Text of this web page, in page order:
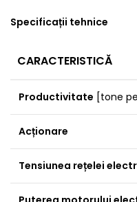
Specificații tehnice
CARACTERISTICĂ
Productivitate [tone
Acționare
Tensiunea rețelei